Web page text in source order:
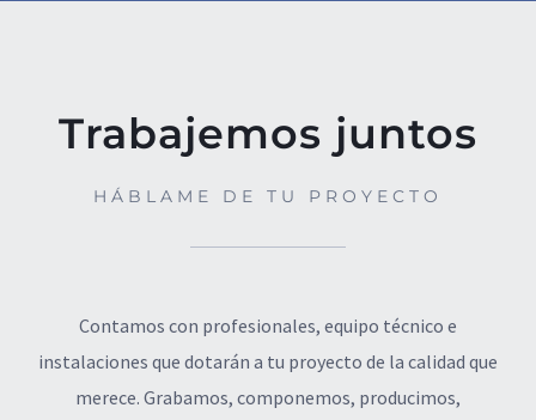
Trabajemos juntos
HÁBLAME DE TU PROYECTO
Contamos con profesionales, equipo técnico e
instalaciones que dotarán a tu proyecto de la calidad que
merece. Grabamos, componemos, producimos,